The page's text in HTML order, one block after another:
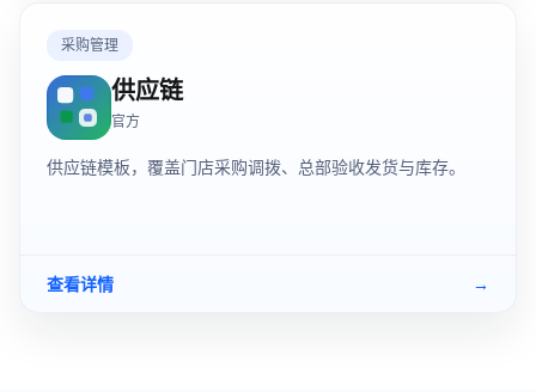
采购管理
供应链
官方
供应链模板，覆盖门店采购调拨、总部验收发货与库存。
查看详情 →